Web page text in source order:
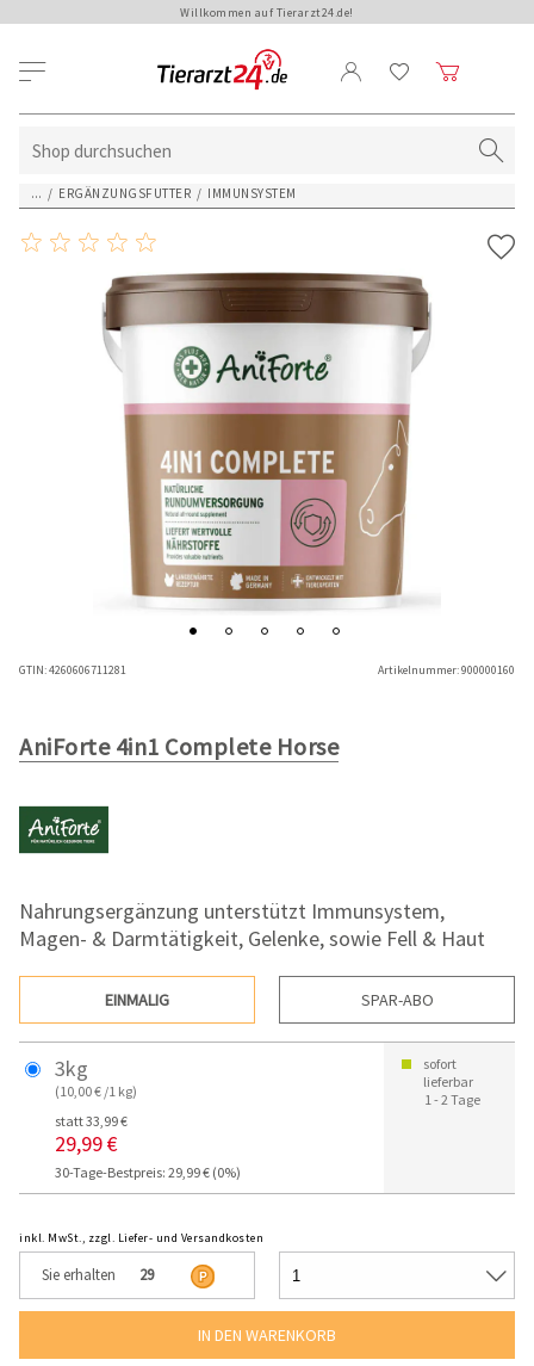
Willkommen auf Tierarzt24.de!
... / ERGÄNZUNGSFUTTER / IMMUNSYSTEM
GTIN:4260606711281 Artikelnummer:900000160
AniForte 4in1 Complete Horse
Nahrungsergänzung unterstützt Immunsystem,
Magen- & Darmtätigkeit, Gelenke, sowie Fell & Haut
EINMALIG SPAR-ABO
3kg
(10,00 € /1 kg)
statt 33,99 €
29,99 €
30-Tage-Bestpreis: 29,99 € (0%)
sofort
lieferbar
1 - 2 Tage
inkl. MwSt., zzgl. Liefer- und Versandkosten
Sie erhalten 29